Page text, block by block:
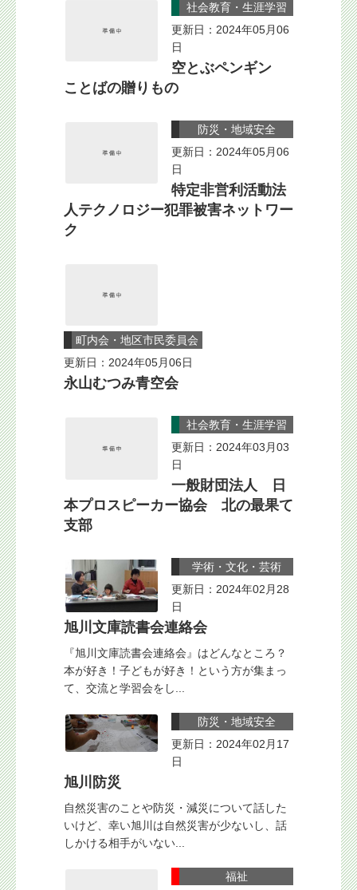
社会教育・生涯学習
更新日：2024年05月06
日
空とぶペンギン
ことばの贈りもの
防災・地域安全
更新日：2024年05月06
日
特定非営利活動法
人テクノロジー犯罪被害ネットワー
ク
町内会・地区市民委員会
更新日：2024年05月06日
永山むつみ青空会
社会教育・生涯学習
更新日：2024年03月03
日
一般財団法人 日
本プロスピーカー協会 北の最果て
支部
学術・文化・芸術
更新日：2024年02月28
日
旭川文庫読書会連絡会
『旭川文庫読書会連絡会』はどんなところ？
本が好き！子どもが好き！という方が集まっ
て、交流と学習会をし...
防災・地域安全
更新日：2024年02月17
日
旭川防災
自然災害のことや防災・減災について話した
いけど、幸い旭川は自然災害が少ないし、話
しかける相手がいない...
福祉